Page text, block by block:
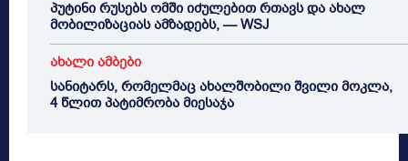
პუტინი რუსებს ომში იძულებით რთავს და ახალ
მობილიზაციას ამზადებს, — WSJ
ახალი ამბები
სანიტარს, რომელმაც ახალშობილი შვილი მოკლა,
4 წლით პატიმრობა მიესაჯა